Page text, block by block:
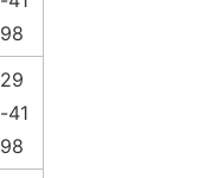
98
29
-41
98